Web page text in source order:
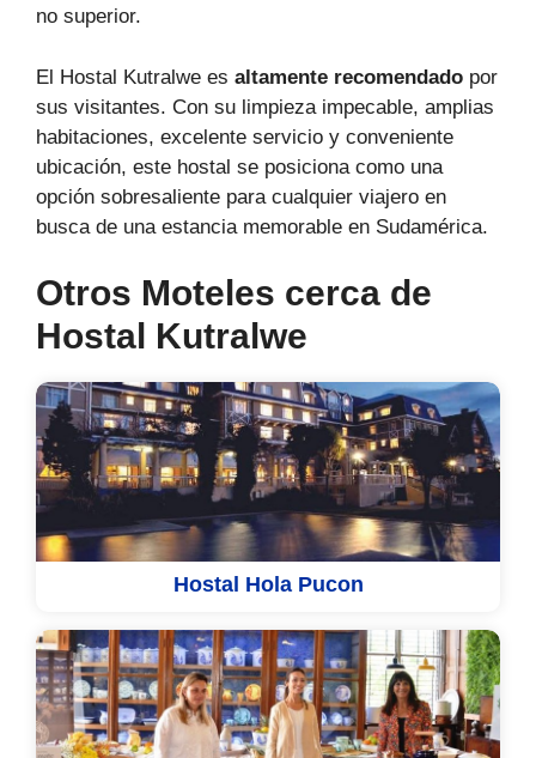
no superior.
El Hostal Kutralwe es altamente recomendado por
sus visitantes. Con su limpieza impecable, amplias
habitaciones, excelente servicio y conveniente
ubicación, este hostal se posiciona como una
opción sobresaliente para cualquier viajero en
busca de una estancia memorable en Sudamérica.
Otros Moteles cerca de
Hostal Kutralwe
Hostal Hola Pucon